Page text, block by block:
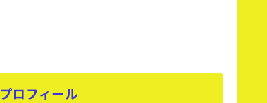
プロフィール